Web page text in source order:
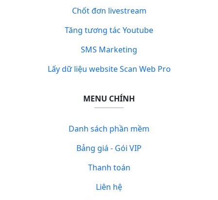
Chốt đơn livestream
Tăng tương tác Youtube
SMS Marketing
Lấy dữ liệu website Scan Web Pro
MENU CHÍNH
Danh sách phần mềm
Bảng giá - Gói VIP
Thanh toán
Liên hệ